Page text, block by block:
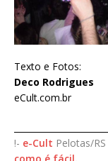
Texto e Fotos:
Deco Rodrigues
eCult.com.br
!- e-Cult Pelotas/RS